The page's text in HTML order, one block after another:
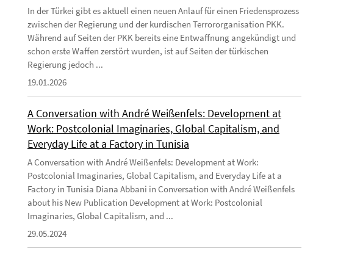
In der Türkei gibt es aktuell einen neuen Anlauf für einen Friedensprozess
zwischen der Regierung und der kurdischen Terrororganisation PKK.
Während auf Seiten der PKK bereits eine Entwaffnung angekündigt und
schon erste Waffen zerstört wurden, ist auf Seiten der türkischen
Regierung jedoch ...
19.01.2026
A Conversation with André Weißenfels: Development at
Work: Postcolonial Imaginaries, Global Capitalism, and
Everyday Life at a Factory in Tunisia
A Conversation with André Weißenfels: Development at Work:
Postcolonial Imaginaries, Global Capitalism, and Everyday Life at a
Factory in Tunisia Diana Abbani in Conversation with André Weißenfels
about his New Publication Development at Work: Postcolonial
Imaginaries, Global Capitalism, and ...
29.05.2024